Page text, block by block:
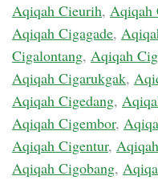
Aqiqah Cieurih, Aqiqah
Aqiqah Cigagade,
Cigalontang, Aqiqah
Aqiqah Cigarukgak,
Aqiqah Cigedang,
Aqiqah Cigembor,
Aqiqah Cigentur,
Aqiqah Cigobang,